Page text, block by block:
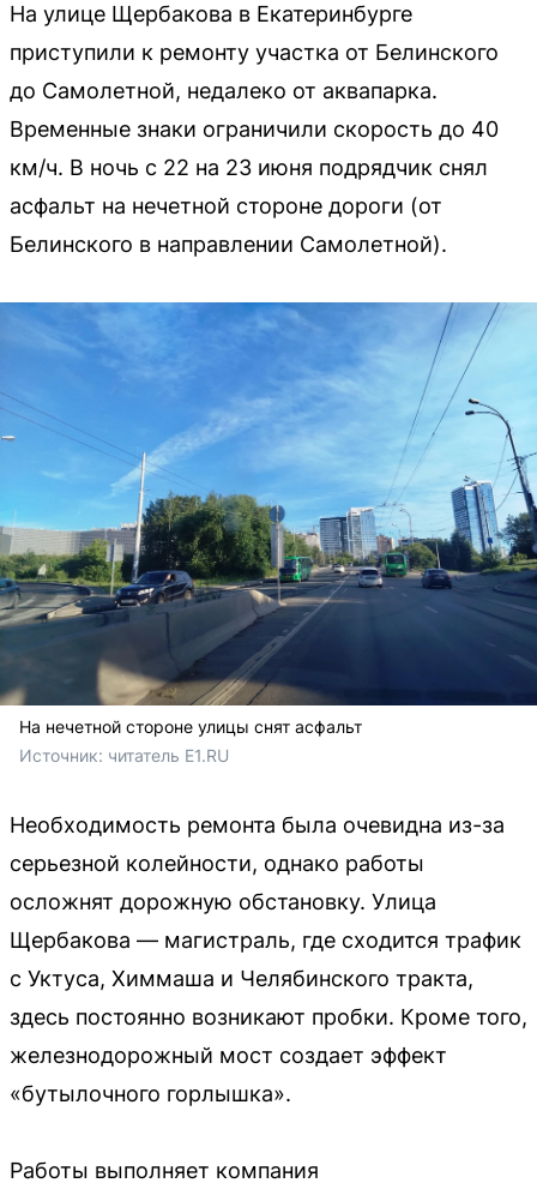
На улице Щербакова в Екатеринбурге
приступили к ремонту участка от Белинского
до Самолетной, недалеко от аквапарка.
Временные знаки ограничили скорость до 40
км/ч. В ночь с 22 на 23 июня подрядчик снял
асфальт на нечетной стороне дороги (от
Белинского в направлении Самолетной).
На нечетной стороне улицы снят асфальт
Источник: читатель E1.RU
Необходимость ремонта была очевидна из-за
серьезной колейности, однако работы
осложнят дорожную обстановку. Улица
Щербакова — магистраль, где сходится трафик
с Уктуса, Химмаша и Челябинского тракта,
здесь постоянно возникают пробки. Кроме того,
железнодорожный мост создает эффект
«бутылочного горлышка».
Работы выполняет компания